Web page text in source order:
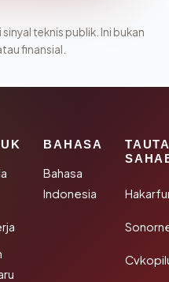
teknis publik. Ini bukan
finansial.
BAHASA
Bahasa
Indonesia